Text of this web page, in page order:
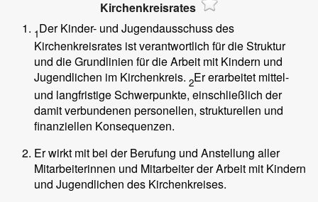
Kirchenkreisrates
1Der Kinder- und Jugendausschuss des
Kirchenkreisrates ist verantwortlich für die Struktur
und die Grundlinien für die Arbeit mit Kindern und
Jugendlichen im Kirchenkreis. 2Er erarbeitet mittel-
und langfristige Schwerpunkte, einschließlich der
damit verbundenen personellen, strukturellen und
finanziellen Konsequenzen.
Er wirkt mit bei der Berufung und Anstellung aller
Mitarbeiterinnen und Mitarbeiter der Arbeit mit Kindern
und Jugendlichen des Kirchenkreises.